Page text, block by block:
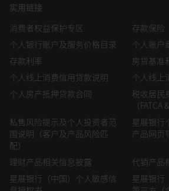
升且市场对货币稳定的信心低迷时，黄
图2：在通胀水平中等偏高时期，黄金
数据源：彭博，星展集团
当的独立调查。如读者选择不采取上述
信息所提及的产品是否适合其自身。
•本信息所包含的信息和意见是从星展
得，星展银行、其关联公司或附属机构
信息而为任何特定用途就其充分性、完
出任何陈述和保证。投资有风险，投资
化，而不会另行通知。任何过往的表现
果的模拟，并不能作为任何投资未来或
展银行、其关联公司或附属机构并不保
券的信用评级在任何特定期间内维持有
形势使然）。任何产品的价值和该产品
会下跌。此外，股票价格是波动的，有
实用链接
消费者权益保护专区
存款保险
个人银行账户及服务价格目录
个人账户
存款利率
房贷基准
个人线上消费信用贷款说明
个人线上
个人房产抵押贷款合同
税收居民
（FATCA
私售风险提示及个人投资者范
围说明（客户及产品风险匹
配）
星展银行
产品网页
理财产品相关信息披露
代销产品
星展银行（中国）个人敏感信
星展银行
objectives, financial situation and/or
each person in receipt of the
any investment and/or any purchase in
Information.